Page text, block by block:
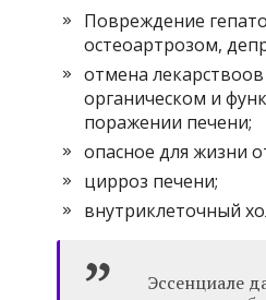
Повреждение
остеоартрозом,
отмена
органическом и
поражении печени;
опасное для жизни
цирроз печени;
внутриклеточный
Эссенциале